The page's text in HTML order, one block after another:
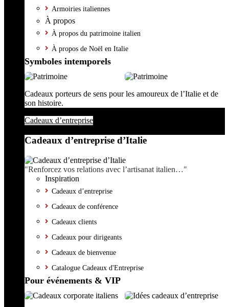
Armoiries italiennes
À propos
À propos du patrimoine italien
À propos de Noël en Italie
Symboles intemporels
Cadeaux porteurs de sens pour les amoureux de l’Italie et de
son histoire.
Cadeaux d’entreprise
Cadeaux d’entreprise d’Italie
"Renforcez vos relations avec l’artisanat italien…"
Inspiration
Cadeaux d’entreprise
Cadeaux de conférence
Cadeaux clients
Cadeaux pour dirigeants
Cadeaux de bienvenue
Catalogue Cadeaux d'Entreprise
Pour événements & VIP